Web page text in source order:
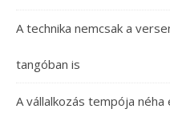
A technika nemcsak a
tangóban is
A vállalkozás tempója